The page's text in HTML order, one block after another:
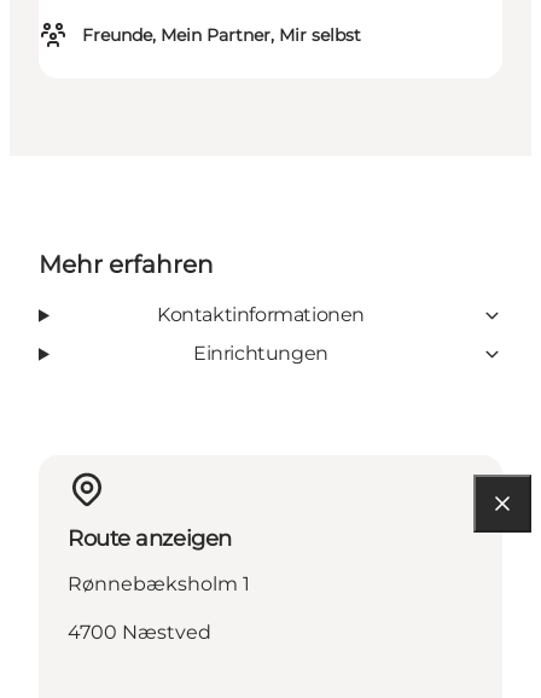
Freunde, Mein Partner, Mir selbst
Mehr erfahren
Kontaktinformationen
Einrichtungen
Route anzeigen
Rønnebæksholm 1
4700 Næstved